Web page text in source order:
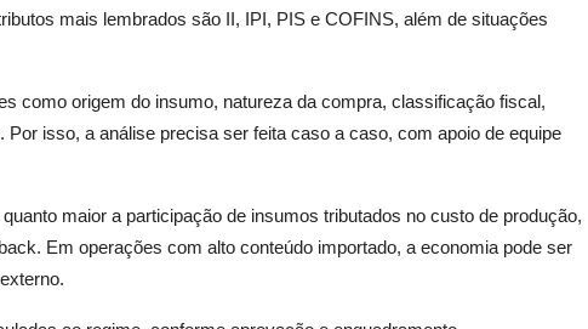
mais lembrados são II, IPI, PIS e COFINS, além de situações
como origem do insumo, natureza da compra, classificação fiscal,
Por isso, a análise precisa ser feita caso a caso, com apoio de equipe
maior a participação de insumos tributados no custo de produção,
Em operações com alto conteúdo importado, a economia pode ser